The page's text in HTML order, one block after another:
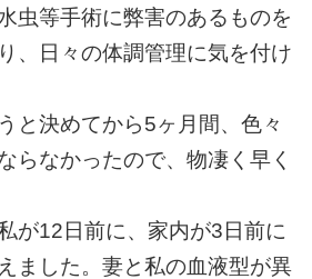
虫等手術に弊害のあるものを
、日々の体調管理に気を付け
と決めてから5ヶ月間、色々
らなかったので、物凄く早く
が12日前に、家内が3日前に
ました。妻と私の血液型が異